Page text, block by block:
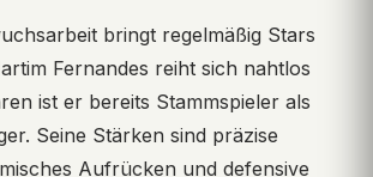
bringt regelmäßig Stars
Fernandes reiht sich nahtlos
ist er bereits Stammspieler als
Seine Stärken sind präzise
Aufrücken und defensive